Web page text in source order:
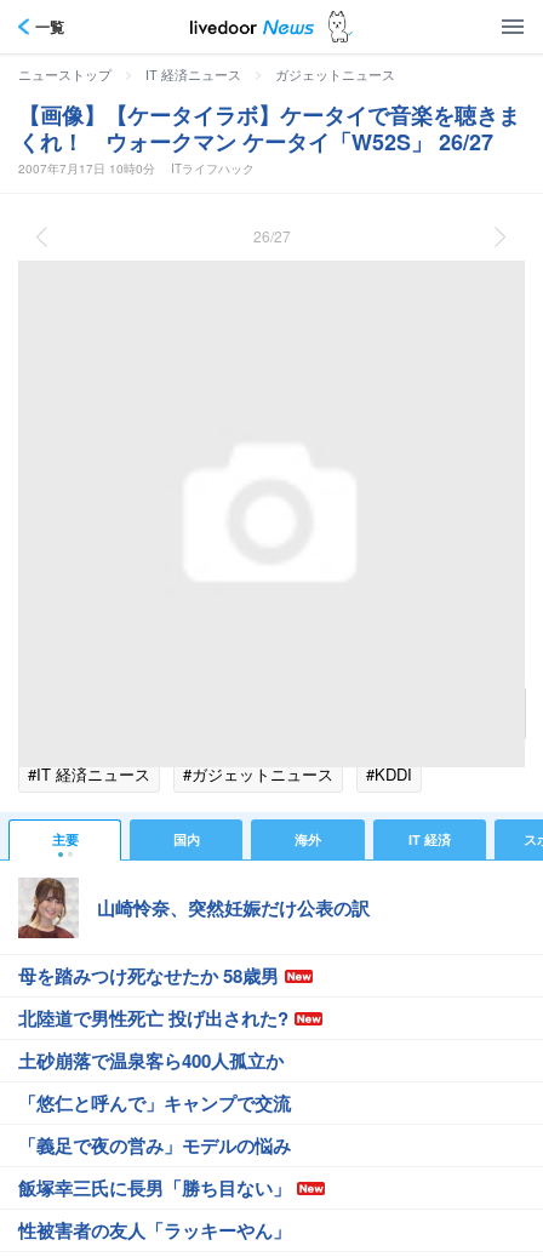
一覧
ニューストップ > IT 経済ニュース > ガジェットニュース
【画像】【ケータイラボ】ケータイで音楽を聴きま
くれ！ ウォークマン ケータイ「W52S」 26/27
2007年7月17日 10時0分 ITライフハック
26/27
#IT 経済ニュース #ガジェットニュース #KDDI
主要 国内 海外 IT 経済 ス
山崎怜奈、突然妊娠だけ公表の訳
母を踏みつけ死なせたか 58歳男
北陸道で男性死亡 投げ出された?
土砂崩落で温泉客ら400人孤立か
「悠仁と呼んで」キャンプで交流
「義足で夜の営み」モデルの悩み
飯塚幸三氏に長男「勝ち目ない」
性被害者の友人「ラッキーやん」